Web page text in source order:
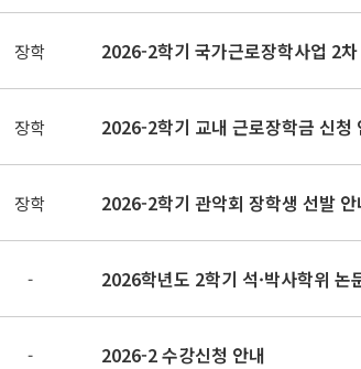
장학 2026-2학기 국가근로장학사업 2
장학 2026-2학기 교내 근로장학금 신
장학 2026-2학기 관악회 장학생 선발
- 2026학년도 2학기 석·박사학위 논
- 2026-2 수강신청 안내